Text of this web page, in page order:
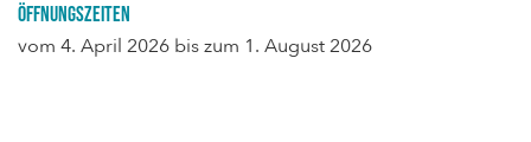
Öffnungszeiten
vom 4. April 2026 bis zum 1. August 2026